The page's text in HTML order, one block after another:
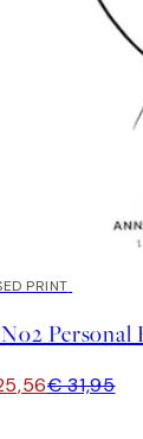
PRINT
Personal
€ 31,95